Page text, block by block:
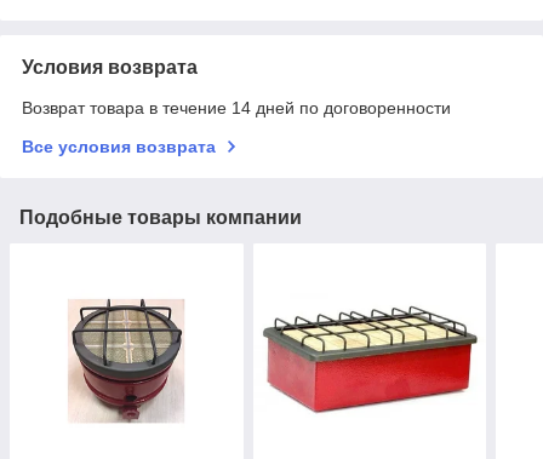
Условия возврата
Возврат товара в течение 14 дней по договоренности
Все условия возврата
Подобные товары компании